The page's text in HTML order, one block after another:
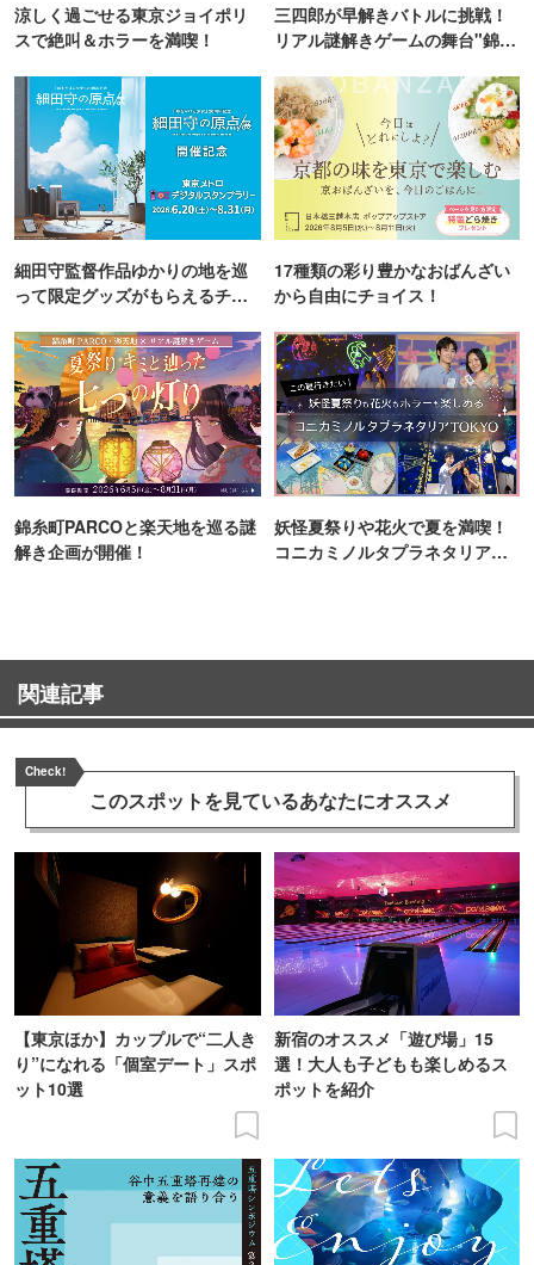
涼しく過ごせる東京ジョイポリ
スで絶叫＆ホラーを満喫！
三四郎が早解きバトルに挑戦！
リアル謎解きゲームの舞台"錦糸
細田守監督作品ゆかりの地を巡
って限定グッズがもらえるチャ
17種類の彩り豊かなおばんざい
から自由にチョイス！
錦糸町PARCOと楽天地を巡る謎
解き企画が開催！
妖怪夏祭りや花火で夏を満喫！
コニカミノルタプラネタリア
関連記事
Check!
このスポットを見ているあなたにオススメ
【東京ほか】カップルで“二人き
り”になれる「個室デート」スポ
ット10選
新宿のオススメ「遊び場」15
選！大人も子どもも楽しめるス
ポットを紹介